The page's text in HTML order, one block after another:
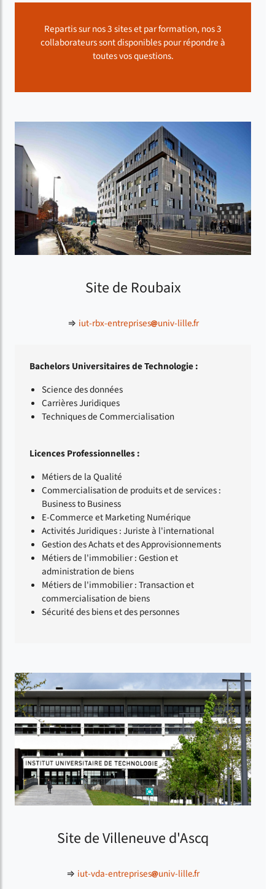
Repartis sur nos 3 sites et par formation, nos3
collaborateurs sont disponibles pour répondre à
toutes vos questions.
Site de Roubaix
⇒ iut-rbx-entreprises univ-lillefr
Bachelors Universitaires de Technologie :
Science des données
Carrières Juridiques
Techniques de Commercialisation
Licences Professionnelles :
Métiers de la Qualité
Commercialisation de produits et de services :
Business to Business
E-Commerce et Marketing Numérique
Activités Juridiques : Juriste à l'international
Gestion des Achats et des Approvisionnements
Métiers de l'immobilier : Gestion et
administration de biens
Métiers de l'immobilier : Transaction et
commercialisation de biens
Sécurité des biens et des personnes
Site de Villeneuve d'Ascq
⇒ iut-vda-entreprises univ-lillefr